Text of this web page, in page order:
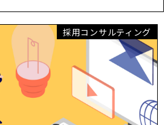
採用コンサルティング